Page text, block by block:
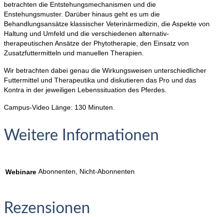
betrachten die Entstehungsmechanismen und die
Enstehungsmuster. Darüber hinaus geht es um die
Behandlungsansätze klassischer Veterinärmedizin, die Aspekte von
Haltung und Umfeld und die verschiedenen alternativ-
therapeutischen Ansätze der Phytotherapie, den Einsatz von
Zusatzfuttermitteln und manuellen Therapien.
Wir betrachten dabei genau die Wirkungsweisen unterschiedlicher
Futtermittel und Therapeutika und diskutieren das Pro und das
Kontra in der jeweiligen Lebenssituation des Pferdes.
Campus-Video Länge: 130 Minuten.
Weitere Informationen
Webinare Abonnenten, Nicht-Abonnenten
Rezensionen